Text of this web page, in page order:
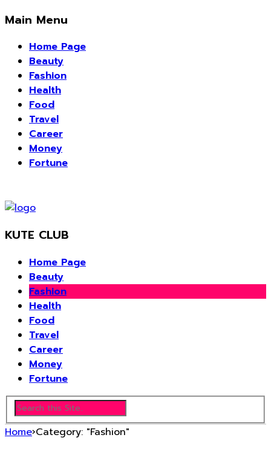
Main Menu
Home Page
Beauty
Fashion
Health
Food
Travel
Career
Money
Fortune
KUTE CLUB
Home Page
Beauty
Fashion
Health
Food
Travel
Career
Money
Fortune
Home›Category: "Fashion"